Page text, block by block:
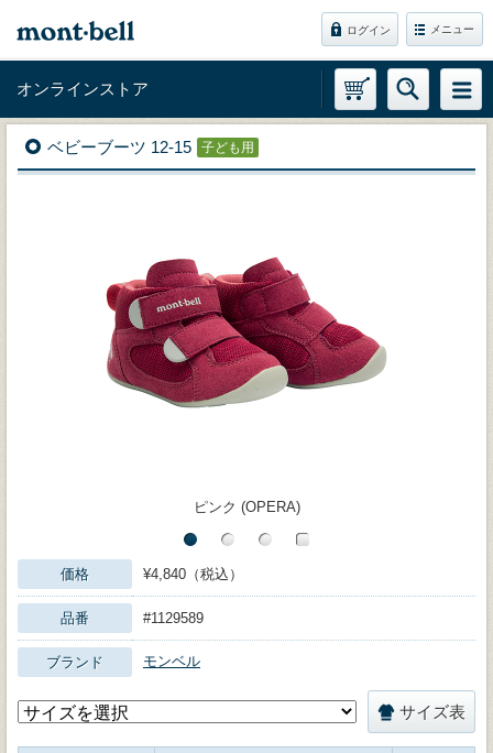
ログイン メニュー
オンラインストア
ベビーブーツ 12-15 子ども用
ピンク (OPERA)
価格 ¥4,840（税込）
品番 #1129589
ブランド モンベル
サイズ表